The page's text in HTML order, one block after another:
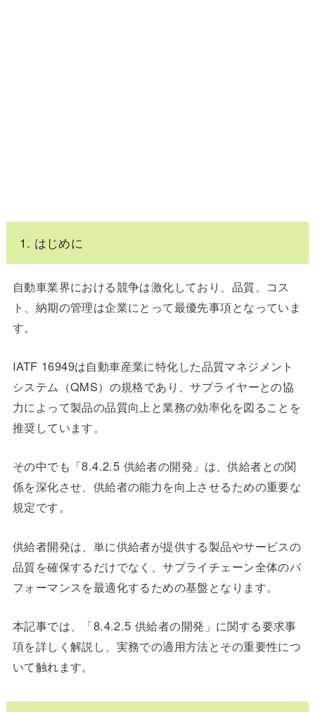
1. はじめに
自動車業界における競争は激化しており、品質、コス
ト、納期の管理は企業にとって最優先事項となっていま
す。
IATF 16949は自動車産業に特化した品質マネジメント
システム（QMS）の規格であり、サプライヤーとの協
力によって製品の品質向上と業務の効率化を図ることを
推奨しています。
その中でも「8.4.2.5 供給者の開発」は、供給者との関
係を深化させ、供給者の能力を向上させるための重要な
規定です。
供給者開発は、単に供給者が提供する製品やサービスの
品質を確保するだけでなく、サプライチェーン全体のパ
フォーマンスを最適化するための基盤となります。
本記事では、「8.4.2.5 供給者の開発」に関する要求事
項を詳しく解説し、実務での適用方法とその重要性につ
いて触れます。